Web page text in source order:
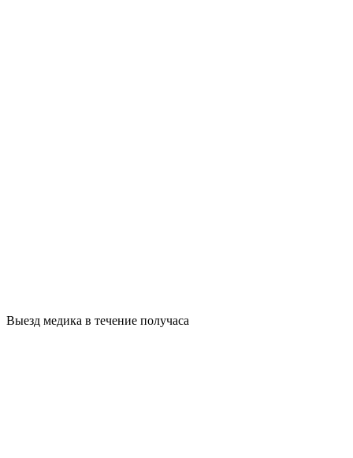
Выезд медика в течение получаса